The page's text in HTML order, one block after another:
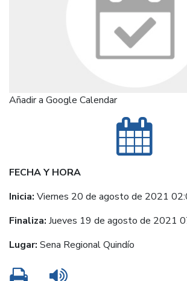
Añadir a Google Calendar
FECHA Y HORA
Inicia: Viernes 20 de agosto de 2021
Finaliza: Jueves 19 de agosto de 2021
Lugar: Sena Regional Quindío
Imprimir